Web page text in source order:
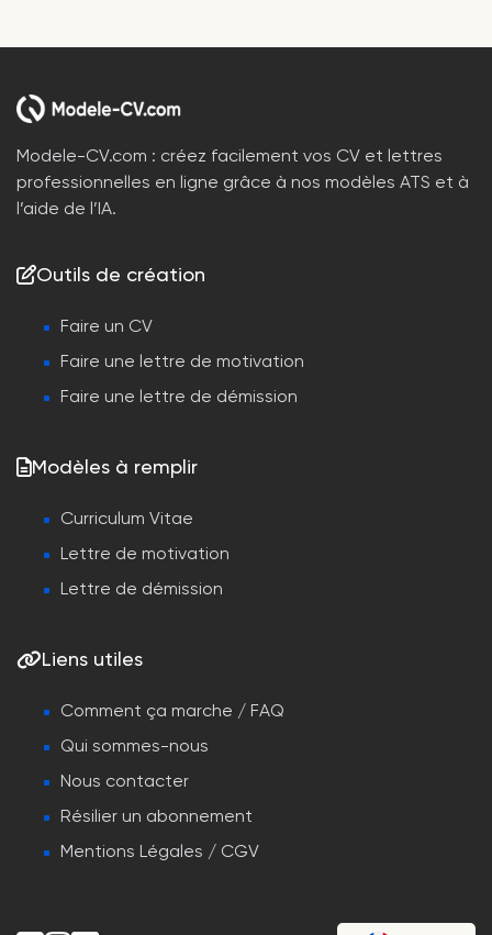
Modele-CV.com : créez facilement vos CV et lettres
professionnelles en ligne grâce à nos modèles ATS et à
l’aide de l’IA.
Outils de création
Faire un CV
Faire une lettre de motivation
Faire une lettre de démission
Modèles à remplir
Curriculum Vitae
Lettre de motivation
Lettre de démission
Liens utiles
Comment ça marche / FAQ
Qui sommes-nous
Nous contacter
Résilier un abonnement
Mentions Légales / CGV